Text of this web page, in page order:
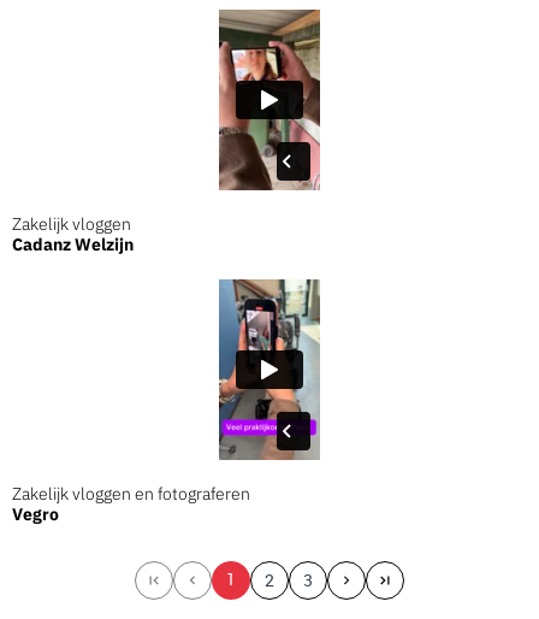
Zakelijk vloggen
Cadanz Welzijn
Zakelijk vloggen en fotograferen
Vegro
1 2 3